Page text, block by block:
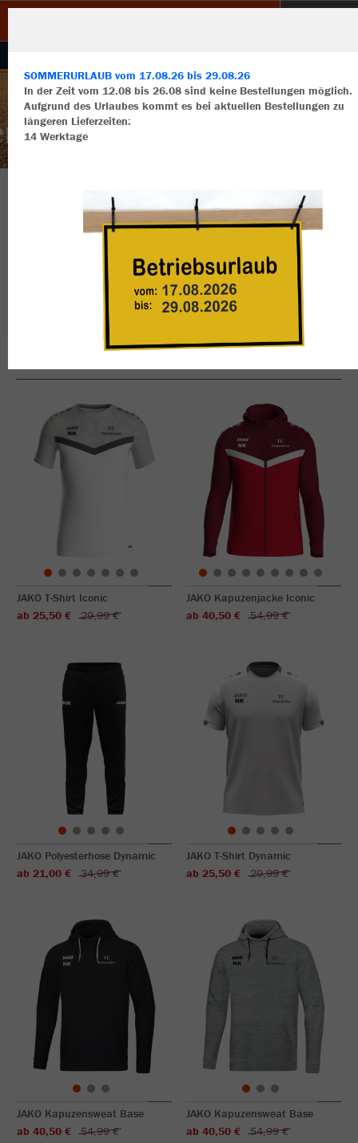
Herzlich Willkommen im Teamshop TC
Dietenhofen
Farbe
JAKO T-Shirt Iconic
ab 25,50 €
29,99 €
JAKO Kapuzenjacke Iconic
ab 40,50 €
54,99 €
JAKO Polyesterhose Dynamic
ab 21,00 €
34,99 €
JAKO T-Shirt Dynamic
ab 25,50 €
29,99 €
JAKO Kapuzensweat Base
ab 40,50 €
54,99 €
JAKO Kapuzensweat Base
ab 40,50 €
54,99 €
SOMMERURLAUB vom 17.08.26 bis 29.08.26
In der Zeit vom 12.08 bis 26.08 sind keine Bestellungen möglich.
Aufgrund des Urlaubes kommt es bei aktuellen Bestellungen zu
längeren Lieferzeiten:
14 Werktage
Wir verwenden Cookies
Alle akzeptieren
mehr Infos
Datenschutz
Impressum